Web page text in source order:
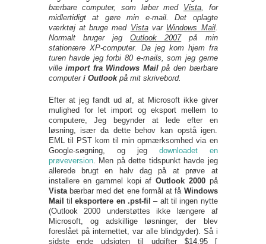
bærbare computer, som løber med Vista, for
midlertidigt at gøre min e-mail. Det oplagte
værktøj at bruge med Vistavar Windows Mail.
Normalt bruger jeg Outlook 2007på min
stationære XP-computer. Da jeg kom hjem fra
turen havde jeg forbi 80 e-mails, som jeg gerne
villeimport fra Windows Mailpå den bærbare
computer i Outlookpå mit skrivebord.
Efter at jeg fandt ud af, at Microsoft ikke giver
mulighed for let import og eksport mellem to
computere, Jeg begynder at lede efter en
løsning, især da dette behov kan opstå igen.
EML til PST kom til min opmærksomhed via en
Google-søgning, og jeg downloadet en
prøveversion. Men på dette tidspunkt havde jeg
allerede brugt en halv dag på at prøve at
installere en gammel kopi afOutlook 2000på
Vistabærbar med det ene formål at få Windows
Mail tileksportere en .pst-fil – alt til ingen nytte
(Outlook 2000 understøttes ikke længere af
Microsoft, og adskillige løsninger, der blev
foreslået på internettet, var alle blindgyder). Så i
sidste ende udsigten til udgifter $14.95 [